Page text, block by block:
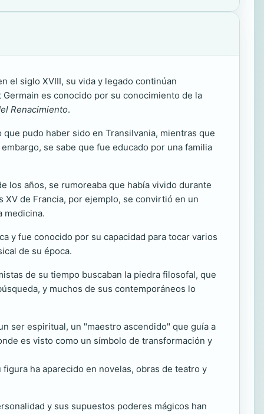
el siglo XVIII, su vida y legado continúan
es conocido por su conocimiento de la
Renacimiento.
pudo haber sido en Transilvania, mientras que
se sabe que fue educado por una familia
los años, se rumoreaba que había vivido durante
de Francia, por ejemplo, se convirtió en un
medicina.
y fue conocido por su capacidad para tocar varios
de su época.
de su tiempo buscaban la piedra filosofal, que
y muchos de sus contemporáneos lo
ser espiritual, un "maestro ascendido" que guía a
es visto como un símbolo de transformación y
ha aparecido en novelas, obras de teatro y
y sus supuestos poderes mágicos han